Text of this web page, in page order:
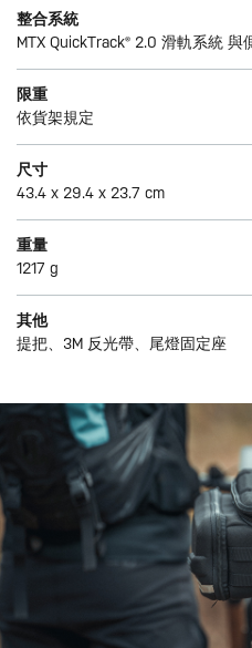
整合系統
MTX QuickTrack® 2.0 滑軌系統
限重
依貨架規定
尺寸
43.4 x 29.4 x 23.7 cm
重量
1217 g
其他
提把、3M 反光帶、尾燈固定座